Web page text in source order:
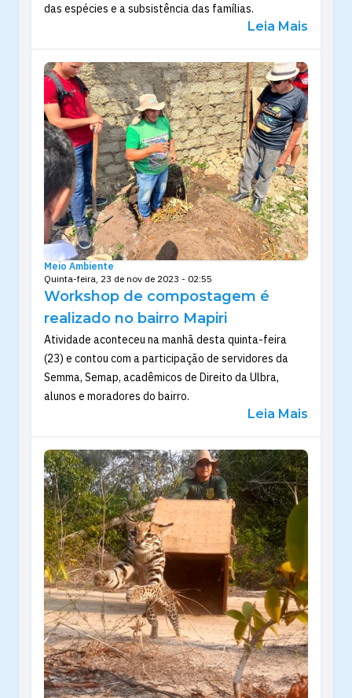
das espécies e a subsistência das famílias.
Leia Mais
Meio Ambiente
Quinta-feira, 23 de nov de 2023 - 02:55
Workshop de compostagem é
realizado no bairro Mapiri
Atividade aconteceu na manhã desta quinta-feira
(23) e contou com a participação de servidores da
Semma, Semap, acadêmicos de Direito da Ulbra,
alunos e moradores do bairro.
Leia Mais